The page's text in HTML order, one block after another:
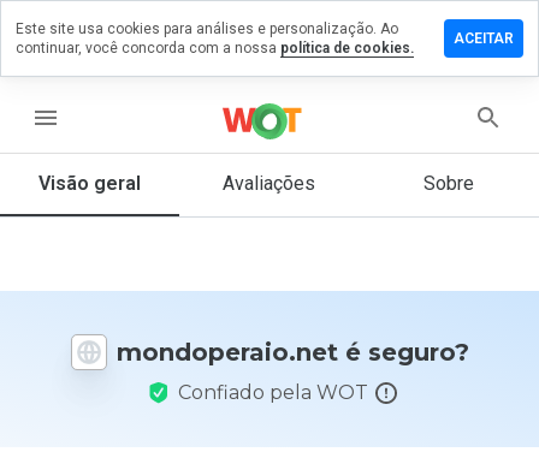
menu
Visão geral Avaliações Sobre
mondoperaio.net é seguro?
Confiado pela WOT
um
em
De 1
nota
Este site usa cookies para análises e personalização. Ao
continuar, você concorda com a nossa política de cookies.
ACEITAR